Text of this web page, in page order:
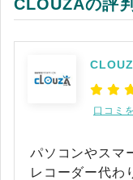
CLOUZAの評
口コミ
パソコンやスマ
レコーダー代わ